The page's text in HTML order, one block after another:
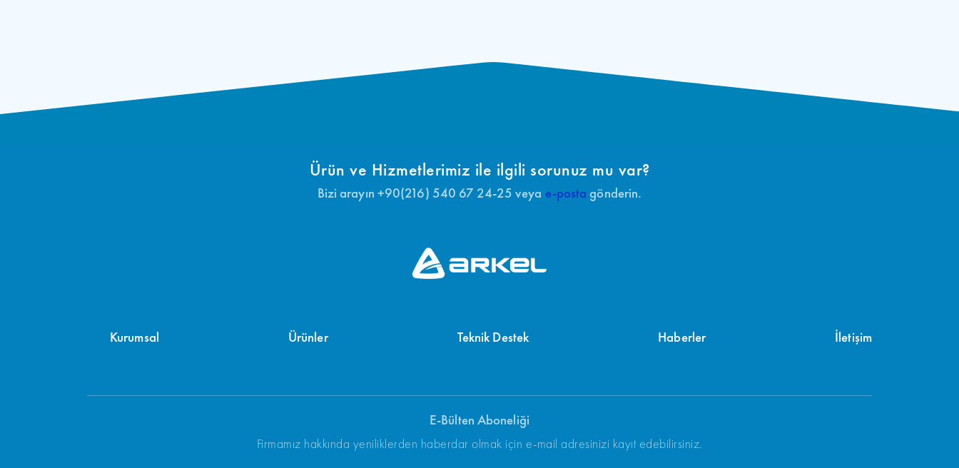
Ürün ve Hizmetlerimiz ile ilgili sorunuz mu var?
Bizi arayın +90(216) 540 67 24-25 veya e-posta gönderin.
Kurumsal Ürünler Teknik Destek Haberler İletişim
E-Bülten Aboneliği
Firmamız hakkında yeniliklerden haberdar olmak için e-mail adresinizi kayıt edebilirsiniz.